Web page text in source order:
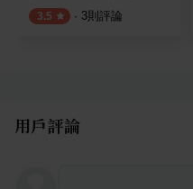
3.5 · 3則評論
用戶評論